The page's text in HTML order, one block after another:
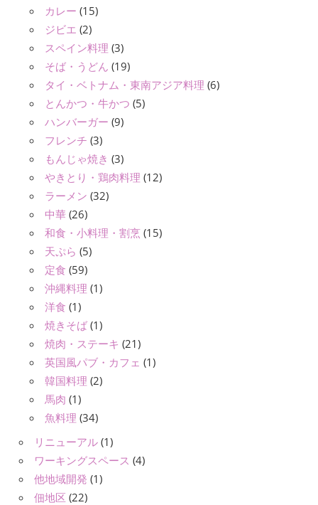
カレー (15)
ジビエ (2)
スペイン料理 (3)
そば・うどん (19)
タイ・ベトナム・東南アジア料理 (6)
とんかつ・牛かつ (5)
ハンバーガー (9)
フレンチ (3)
もんじゃ焼き (3)
やきとり・鶏肉料理 (12)
ラーメン (32)
中華 (26)
和食・小料理・割烹 (15)
天ぷら (5)
定食 (59)
沖縄料理 (1)
洋食 (1)
焼きそば (1)
焼肉・ステーキ (21)
英国風パブ・カフェ (1)
韓国料理 (2)
馬肉 (1)
魚料理 (34)
リニューアル (1)
ワーキングスペース (4)
他地域開発 (1)
佃地区 (22)